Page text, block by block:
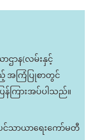
ာဌာန(လမ်းနှင့်
အကြံပြုစာတွင်
ြန်ကြားအပ်ပါသည်။
သာယာရေးကော်မတီ